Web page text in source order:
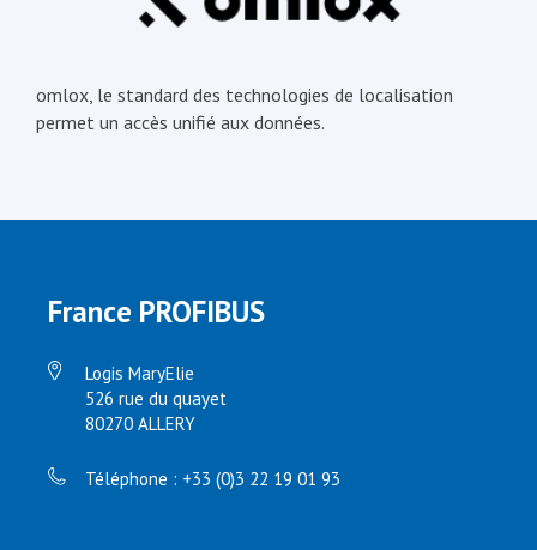
omlox, le standard des technologies de localisation
permet un accès unifié aux données.
France PROFIBUS
Logis MaryElie
526 rue du quayet
80270 ALLERY
Téléphone : +33 (0)3 22 19 01 93